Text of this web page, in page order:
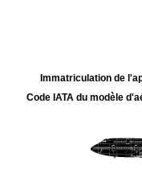
Immatriculation de
Code IATA du modèle